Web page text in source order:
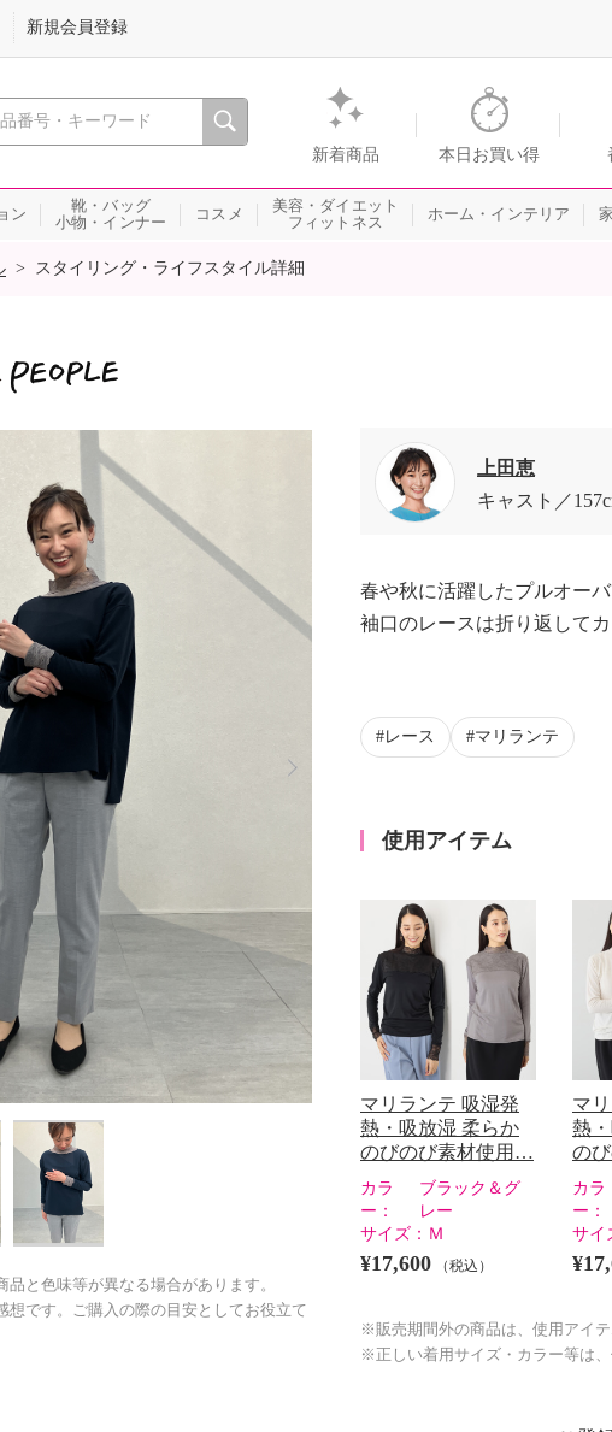
心おどる、瞬間を。通販・テレビショッピングのショップチャンネル
新着商品 本日お買い得
新規会員登録
ン
靴・バッグ
小物・インナー
コスメ
美容・ダイエット
フィットネス
ホーム・インテリア
> スタイリング・ライフスタイル詳細
と色味等が異なる場合があります。
です。ご購入の際の目安としてお役立て
上田恵
キャスト
春や秋に活躍したプルオー
袖口のレースは折り返して
レース マリランテ
使用アイテム
マリランテ 吸湿発
熱・吸放湿 柔らか
のびのび素材使用…
カラ
ー：
ブラック＆グ
レー
サイズ： Ｍ
¥17,600 （税込）
マ
熱
の
カラ
ー：
サイ
※販売期間外の商品は、使用アイテ
※正しい着用サイズ・カラー等は